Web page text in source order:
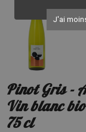
J'ai
Pinot Gris -
Vin blanc
75 cl